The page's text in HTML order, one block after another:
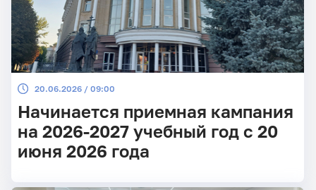
20.06.2026 / 09:00
Начинается приемная кампания
на 2026-2027 учебный год с 20
июня 2026 года